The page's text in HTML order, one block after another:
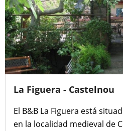
La Figuera - Castelnou
El B&B La Figuera está
en la localidad medieval de